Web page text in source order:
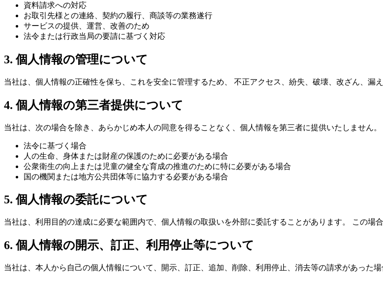
資料請求への対応
お取引先様との連絡、契約の履行、商談等の業務遂行
サービスの提供、運営、改善のため
法令または行政当局の要請に基づく対応
3. 個人情報の管理について
当社は、個人情報の正確性を保ち、これを安全に管理するため、 不正アクセス、紛失、破壊、改ざん、漏
4. 個人情報の第三者提供について
当社は、次の場合を除き、あらかじめ本人の同意を得ることなく、個人情報を第三者に提供いたしません。
法令に基づく場合
人の生命、身体または財産の保護のために必要がある場合
公衆衛生の向上または児童の健全な育成の推進のために特に必要がある場合
国の機関または地方公共団体等に協力する必要がある場合
5. 個人情報の委託について
当社は、利用目的の達成に必要な範囲内で、個人情報の取扱いを外部に委託することがあります。 この場
6. 個人情報の開示、訂正、利用停止等について
当社は、本人から自己の個人情報について、開示、訂正、追加、削除、利用停止、消去等の請求があった